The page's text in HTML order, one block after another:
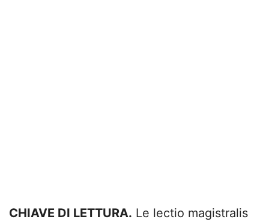
CHIAVE DI LETTURA. Le lectio magistralis